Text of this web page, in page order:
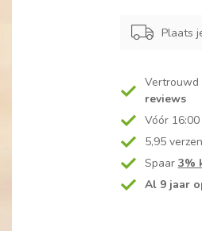
Plaats
Vertrouwd
reviews
Vóór
5,95
Spaar 3%
Al 9 jaar